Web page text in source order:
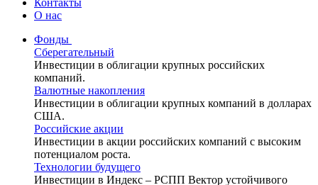
Контакты
О нас
Фонды
Сберегательный
Инвестиции в облигации крупных российских
компаний.
Валютные накопления
Инвестиции в облигации крупных компаний в долларах
США.
Российские акции
Инвестиции в акции российских компаний с высоким
потенциалом роста.
Технологии будущего
Инвестиции в Индекс – РСПП Вектор устойчивого